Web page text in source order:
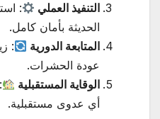
التنفيذ العملي
:
الحديثة بأمان كامل.
المتابعة الدورية
:
عودة الحشرات.
الوقاية المستقبلية
أي عدوى مستقبلية.